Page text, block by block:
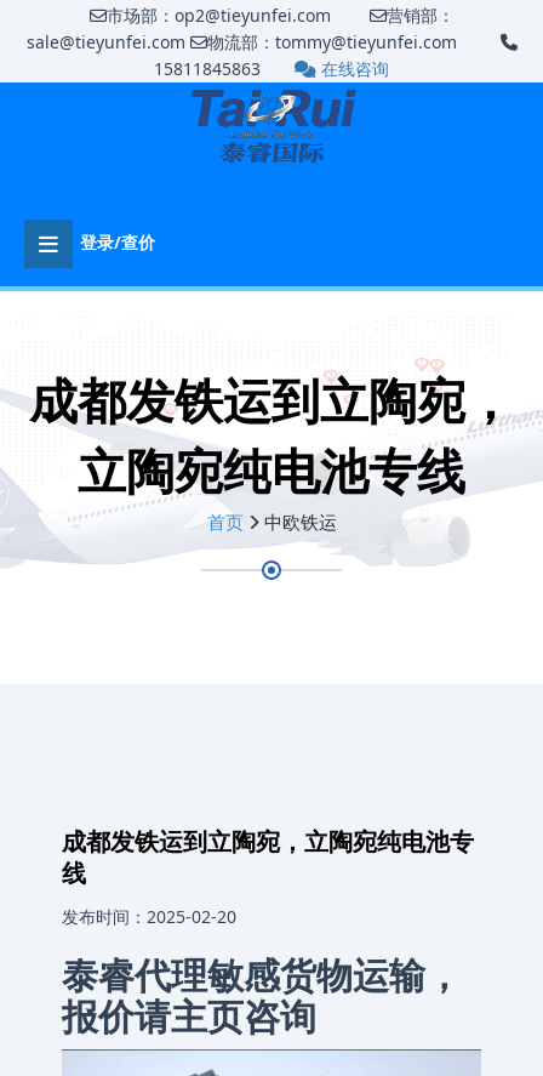
市场部：op2@tieyunfei.com
营销部：
sale@tieyunfei.com
物流部：tommy@tieyunfei.com
15811845863
在线咨询
登录/查价
成都发铁运到立陶宛，
立陶宛纯电池专线
首页 中欧铁运
成都发铁运到立陶宛，立陶宛纯电池专
线
发布时间：2025-02-20
泰睿代理敏感货物运输，
报价请主页咨询